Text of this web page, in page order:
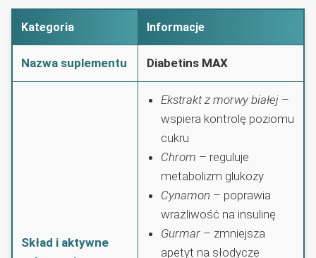
Kategoria Informacje
Nazwa suplementu Diabetins MAX
Skład i aktywne
Ekstrakt z morwy białej –
wspiera kontrolę poziomu
cukru
Chrom – reguluje
metabolizm glukozy
Cynamon – poprawia
wrażliwość na insulinę
Gurmar – zmniejsza
apetyt na słodycze